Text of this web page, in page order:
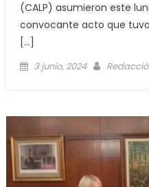
(CALP) asumieron este
convocante acto que
[…]
3 junio, 2024